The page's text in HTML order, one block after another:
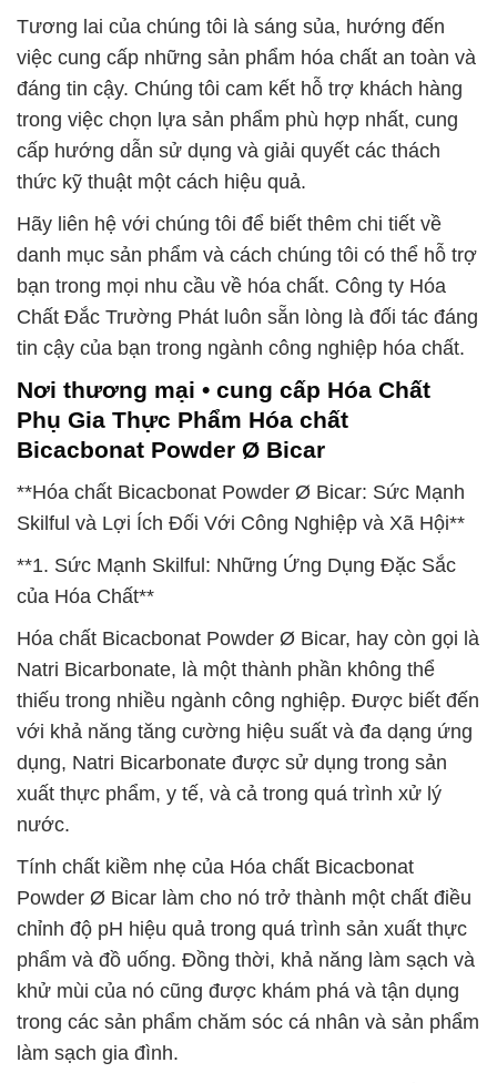
Tương lai của chúng tôi là sáng sủa, hướng đến
việc cung cấp những sản phẩm hóa chất an toàn và
đáng tin cậy. Chúng tôi cam kết hỗ trợ khách hàng
trong việc chọn lựa sản phẩm phù hợp nhất, cung
cấp hướng dẫn sử dụng và giải quyết các thách
thức kỹ thuật một cách hiệu quả.
Hãy liên hệ với chúng tôi để biết thêm chi tiết về
danh mục sản phẩm và cách chúng tôi có thể hỗ trợ
bạn trong mọi nhu cầu về hóa chất. Công ty Hóa
Chất Đắc Trường Phát luôn sẵn lòng là đối tác đáng
tin cậy của bạn trong ngành công nghiệp hóa chất.
Nơi thương mại • cung cấp Hóa Chất
Phụ Gia Thực Phẩm Hóa chất
Bicacbonat Powder Ø Bicar
**Hóa chất Bicacbonat Powder Ø Bicar: Sức Mạnh
Skilful và Lợi Ích Đối Với Công Nghiệp và Xã Hội**
**1. Sức Mạnh Skilful: Những Ứng Dụng Đặc Sắc
của Hóa Chất**
Hóa chất Bicacbonat Powder Ø Bicar, hay còn gọi là
Natri Bicarbonate, là một thành phần không thể
thiếu trong nhiều ngành công nghiệp. Được biết đến
với khả năng tăng cường hiệu suất và đa dạng ứng
dụng, Natri Bicarbonate được sử dụng trong sản
xuất thực phẩm, y tế, và cả trong quá trình xử lý
nước.
Tính chất kiềm nhẹ của Hóa chất Bicacbonat
Powder Ø Bicar làm cho nó trở thành một chất điều
chỉnh độ pH hiệu quả trong quá trình sản xuất thực
phẩm và đồ uống. Đồng thời, khả năng làm sạch và
khử mùi của nó cũng được khám phá và tận dụng
trong các sản phẩm chăm sóc cá nhân và sản phẩm
làm sạch gia đình.